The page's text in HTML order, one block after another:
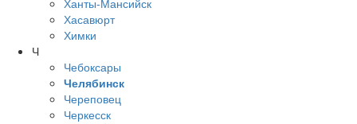
Ханты-Мансийск
Хасавюрт
Химки
Ч
Чебоксары
Челябинск
Череповец
Черкесск